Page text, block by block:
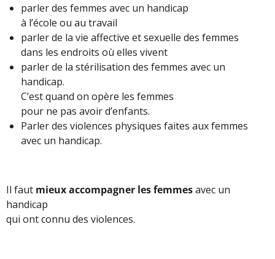
parler des femmes avec un handicap
à l’école ou au travail
parler de la vie affective et sexuelle des femmes
dans les endroits où elles vivent
parler de la stérilisation des femmes avec un
handicap.
C’est quand on opère les femmes
pour ne pas avoir d’enfants.
Parler des violences physiques faites aux femmes
avec un handicap.
Il faut mieux accompagner les femmesavec un
handicap
qui ont connu des violences.